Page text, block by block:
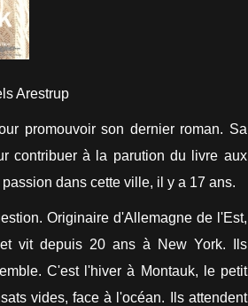
Arestrup
promouvoir son dernier roman. Sa
contribuer à la parution du livre aux
dans cette ville, il y a 17 ans.
Originaire d'Allemagne de l'Est,
vit depuis 20 ans à New York. Ils
C'est l'hiver à Montauk, le petit
vides, face à l'océan. Ils attendent